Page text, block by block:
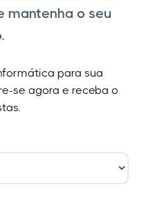
mantenha o seu
para sua
se agora e receba o